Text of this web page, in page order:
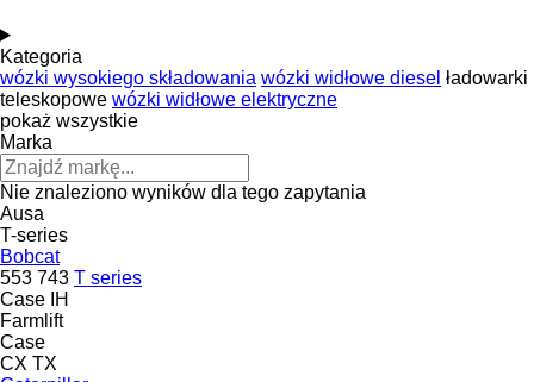
Kategoria
wózki wysokiego składowania wózki widłowe diesel ładowarki
teleskopowe wózki widłowe elektryczne
pokaż wszystkie
Marka
Nie znaleziono wyników dla tego zapytania
Ausa
T-series
Bobcat
553 743 T series
Case IH
Farmlift
Case
CX TX